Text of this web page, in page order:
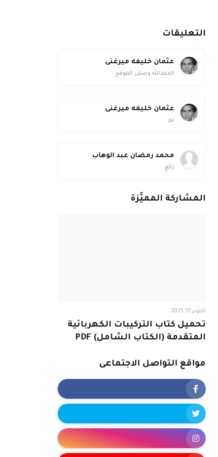
التعليقات
عثمان خليفه ميرغنى
الحمدالله وصلتي الموقع
عثمان خليفه ميرغنى
تم
محمد رمضان عبد الوهاب
رائع
المشاركة المميَّزة
أكتوبر 17, 2025
تحميل كتاب التركيبات الكهربائية
المتقدمة (الكتاب الشامل) PDF
مواقع التواصل الاجتماعى